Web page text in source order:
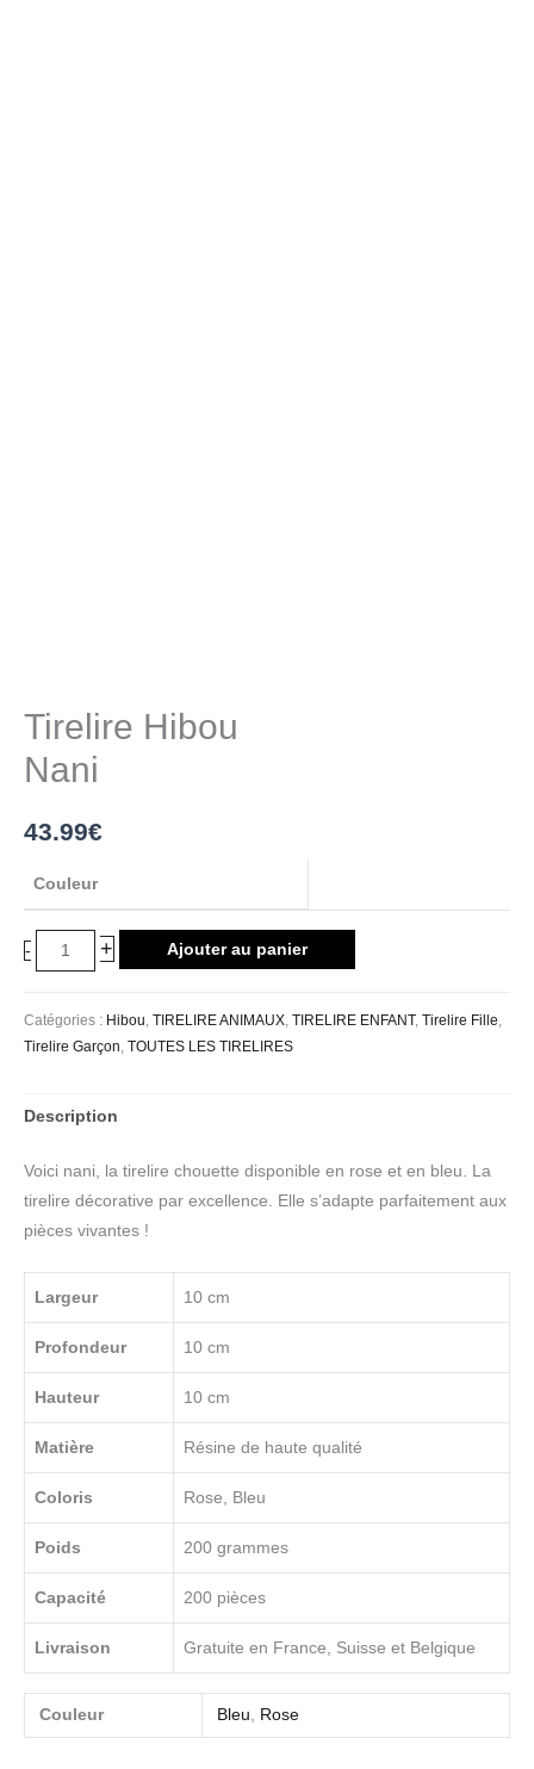
Tirelire Hibou
Nani
43.99€
Couleur
- + Ajouter au panier
Catégories : Hibou, TIRELIRE ANIMAUX, TIRELIRE ENFANT, Tirelire Fille,
Tirelire Garçon, TOUTES LES TIRELIRES
Description
Voici nani, la tirelire chouette disponible en rose et en bleu. La
tirelire décorative par excellence. Elle s’adapte parfaitement aux
pièces vivantes !
Largeur 10 cm
Profondeur 10 cm
Hauteur 10 cm
Matière Résine de haute qualité
Coloris Rose, Bleu
Poids 200 grammes
Capacité 200 pièces
Livraison Gratuite en France, Suisse et Belgique
Couleur Bleu, Rose